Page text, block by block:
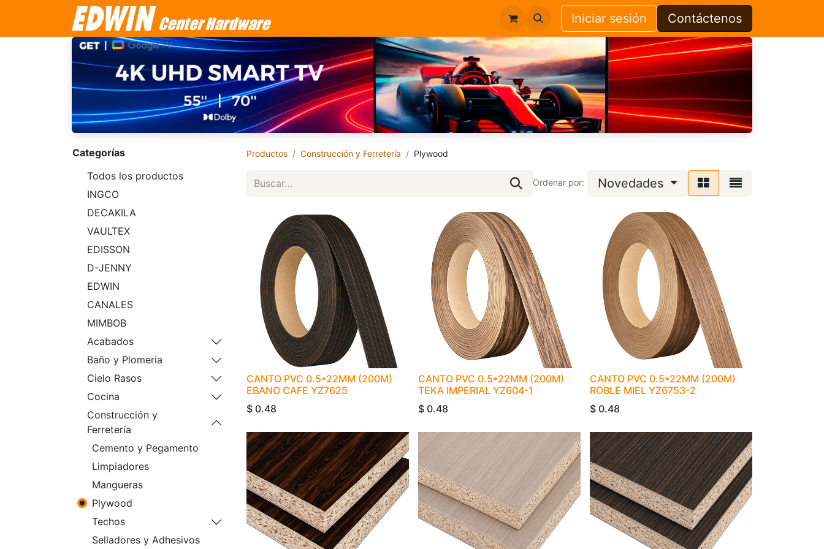
Iniciar sesión Contáctenos
Categorías
Todos los productos
INGCO
DECAKILA
VAULTEX
EDISSON
D-JENNY
EDWIN
CANALES
MIMBOB
Acabados
Baño y Plomeria
Cielo Rasos
Cocina
Construcción y
Ferretería
Cemento y Pegamento
Limpiadores
Mangueras
Plywood
Techos
Selladores y Adhesivos
Productos Construcción y Ferretería Plywood
Ordenar por: Novedades
CANTO PVC 0.5*22MM (200M)
EBANO CAFE YZ7625
$ 0.48
CANTO PVC 0.5*22MM (200M)
TEKA IMPERIAL YZ604-1
$ 0.48
CANTO PVC 0.5*22MM (200M)
ROBLE MIEL YZ6753-2
$ 0.48